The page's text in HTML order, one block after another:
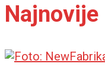
Najnovije